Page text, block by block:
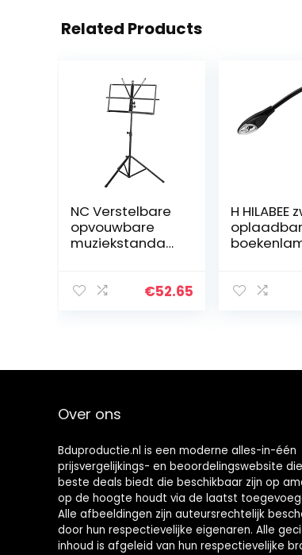
Related Products
NC Verstelbare
opvouwbare
muziekstandaar
daard, met€52.65
H HILABEE
hals
Over ons
Bduproductie.nl is een moderne alles-in-één
prijsvergelijkings- en beoordelingswebsite
beste deals biedt die beschikbaar zijn op
op de hoogte houdt via de laatst
Alle afbeeldingen zijn auteursrechtelijk
door hun respectievelijke eigenaren. Alle
inhoud is afgeleid van hun respectievelijke